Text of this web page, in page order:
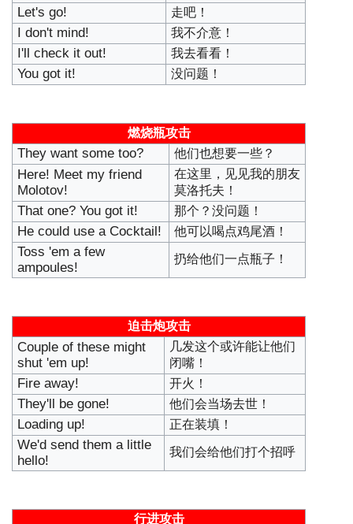
Let's go! 走吧！
I don't mind! 我不介意！
I'll check it out! 我去看看！
You got it! 没问题！
燃烧瓶攻击
They want some too? 他们也想要一些？
Here! Meet my friend
Molotov!
在这里，见见我的朋友
莫洛托夫！
That one? You got it! 那个？没问题！
He could use a Cocktail! 他可以喝点鸡尾酒！
Toss 'em a few
ampoules!
扔给他们一点瓶子！
迫击炮攻击
Couple of these might
shut 'em up!
几发这个或许能让他们
闭嘴！
Fire away! 开火！
They'll be gone! 他们会当场去世！
Loading up! 正在装填！
We'd send them a little
hello!
我们会给他们打个招呼
行进攻击